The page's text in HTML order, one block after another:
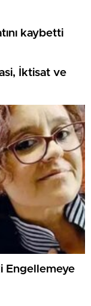
kaybetti
İktisat ve
Engellemeye